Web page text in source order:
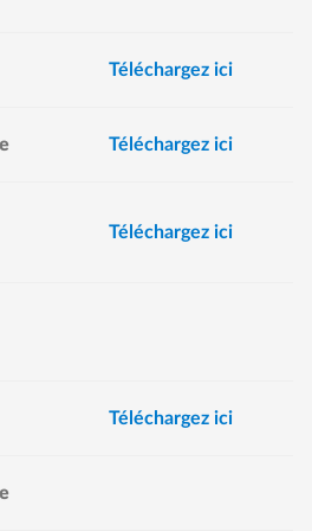
Téléchargez ici
Téléchargez ici
Téléchargez ici
Téléchargez ici